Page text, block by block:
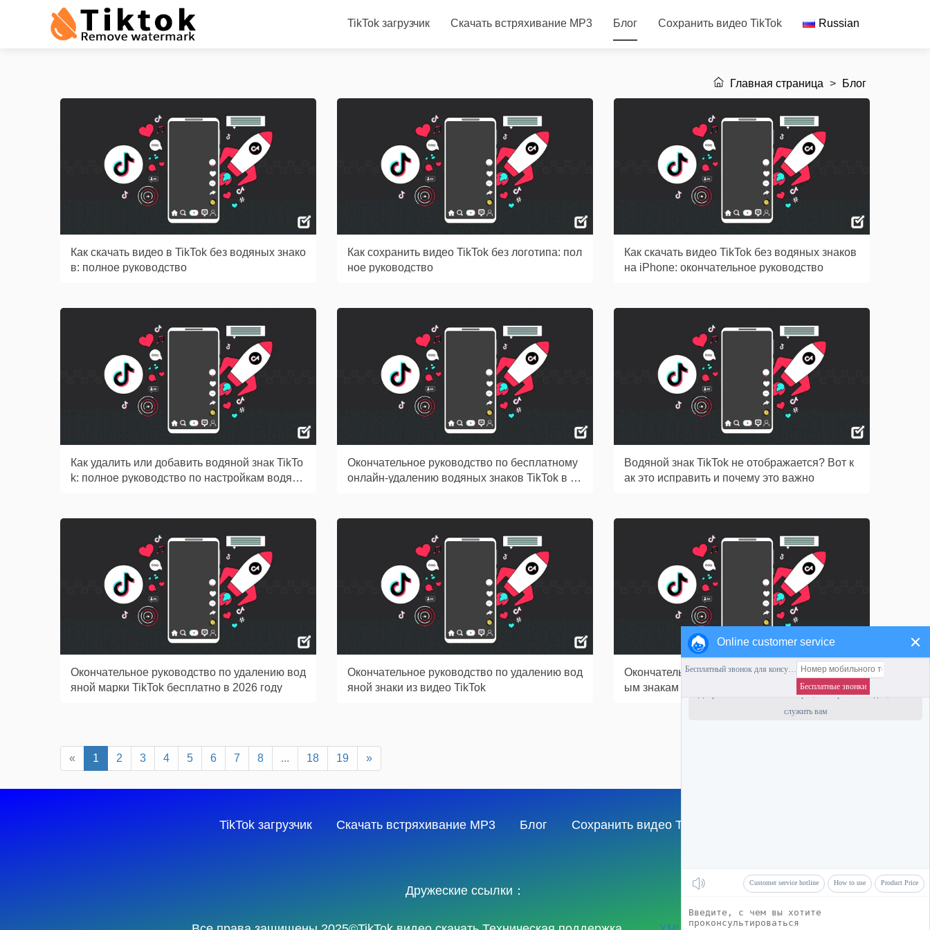
TikTok загрузчик Скачать встряхивание MP3 Блог Сохранить видео TikTok Russian
Главная страница > Блог
Как скачать видео в TikTok без водяных знако
в: полное руководство
Как сохранить видео TikTok без логотипа: пол
ное руководство
Как скачать видео TikTok без водяных знаков
на iPhone: окончательное руководство
Как удалить или добавить водяной знак TikTo
k: полное руководство по настройкам водян
Окончательное руководство по бесплатному
онлайн-удалению водяных знаков TikTok в 20
Водяной знак TikTok не отображается? Вот к
ак это исправить и почему это важно
Окончательное руководство по удалению вод
яной марки TikTok бесплатно в 2026 году
Окончательное руководство по удалению вод
яной знаки из видео TikTok
Окончательное руководство по видео водян
ым знакам TikTok: удаление, этика и лучшие
« 1 2 3 4 5 6 7 8 ... 18 19 »
TikTok загрузчик Скачать встряхивание MP3 Блог
Сохранить видео TikTok
Дружеские ссылки：
Online customer service